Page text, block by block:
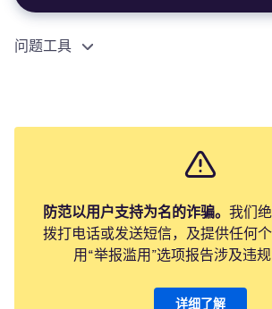
问题工具
防范以用户支持为名的诈骗。 我们
拨打电话或发送短信，及提供任何
用“举报滥用”选项报告涉及违规
详细了解